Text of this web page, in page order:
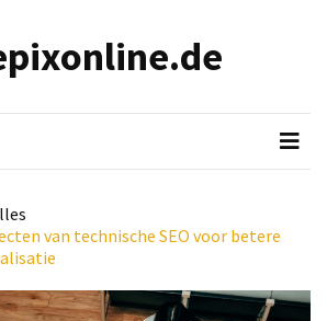
van technische SEO voor betere